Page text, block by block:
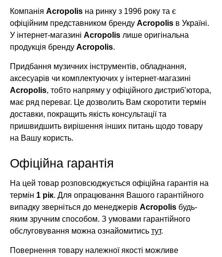
Компанія Acropolis на ринку з 1996 року та є
офіційним представником бренду Acropolis в Україні.
У інтернет-магазині Acropolis лише оригінальна
продукція бренду Acropolis.
Придбання музичних інструментів, обладнання,
аксесуарів чи комплектуючих у інтернет-магазині
Acropolis, тобто напряму у офіційного дистриб’ютора,
має ряд переваг. Це дозволить Вам скоротити термін
доставки, покращить якість консультації та
пришвидшить вирішення інших питань щодо товару
на Вашу користь.
Офіційна гарантія
На цей товар розповсюджується офіційна гарантія на
термін 1 рік. Для опрацювання Вашого гарантійного
випадку зверніться до менеджерів Acropolis будь-
яким зручним способом. З умовами гарантійного
обслуговування можна ознайомитись тут.
Повернення товару належної якості можливе